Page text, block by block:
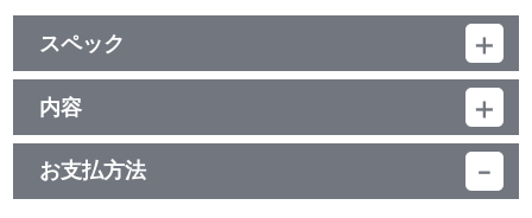
スペック
品番：TU-10408,TU-10409,TU-10410
ジャンル：衣類
素材：綿100％
サイズ：
【M】約 身丈70cm×身巾52cm×肩巾47cm×袖丈20cm
【L】約 身丈74cm×身巾55cm×肩巾50cm×袖丈22cm
内容
【使用上の注意】
●本来の用途以外で使用しないでください。
●濡れたり湿った状態での使用や摩擦により、色落ちや色移りのお
お支払方法